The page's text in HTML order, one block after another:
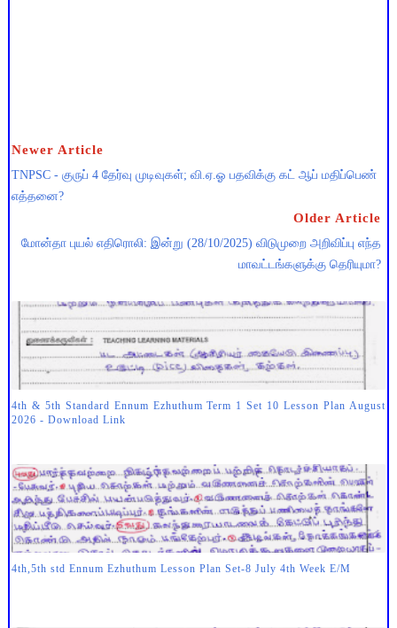
Newer Article
TNPSC - குருப் 4 தேர்வு முடிவுகள்; வி.ஏ.ஓ பதவிக்கு கட் ஆப் மதிப்பெண்
எத்தனை?
Older Article
மோன்தா புயல் எதிரொலி: இன்று (28/10/2025) விடுமுறை அறிவிப்பு எந்த
மாவட்டங்களுக்கு தெரியுமா?
4th & 5th Standard Ennum Ezhuthum Term 1 Set 10 Lesson Plan August
2026 - Download Link
4th,5th std Ennum Ezhuthum Lesson Plan Set-8 July 4th Week E/M